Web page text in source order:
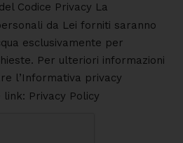
Codice Privacy La
da Lei forniti saranno
esclusivamente per
Per ulteriori informazioni
l’Informativa privacy
Privacy Policy